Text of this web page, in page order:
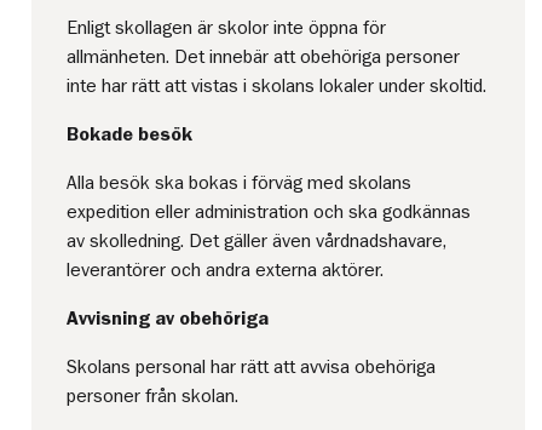
Enligt skollagen är skolor inte öppna för
allmänheten. Det innebär att obehöriga personer
inte har rätt att vistas i skolans lokaler under skoltid.
Bokade besök
Alla besök ska bokas i förväg med skolans
expedition eller administration och ska godkännas
av skolledning. Det gäller även vårdnadshavare,
leverantörer och andra externa aktörer.
Avvisning av obehöriga
Skolans personal har rätt att avvisa obehöriga
personer från skolan.